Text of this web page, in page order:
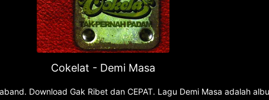
Cokelat - Demi Masa
Download Gak Ribet dan CEPAT. Lagu Demi Masa adalah